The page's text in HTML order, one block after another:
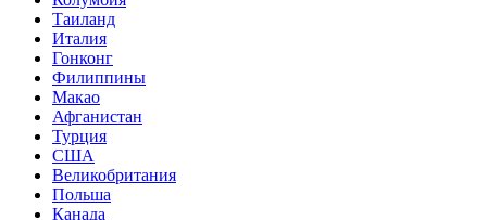
Таиланд
Италия
Гонконг
Филиппины
Макао
Афганистан
Турция
США
Великобритания
Польша
Канада